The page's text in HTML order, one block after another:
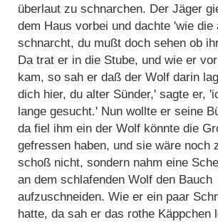
überlaut zu schnarchen. Der Jäger
dem Haus vorbei und dachte 'wie die
schnarcht, du mußt doch sehen ob
Da trat er in die Stube, und wie er
kam, so sah er daß der Wolf darin
dich hier, du alter Sünder,' sagte er,
lange gesucht.' Nun wollte er seine
da fiel ihm ein der Wolf könnte die
gefressen haben, und sie wäre noch
schoß nicht, sondern nahm eine
an dem schlafenden Wolf den Bauch
aufzuschneiden. Wie er ein paar
hatte, da sah er das rothe Käppchen